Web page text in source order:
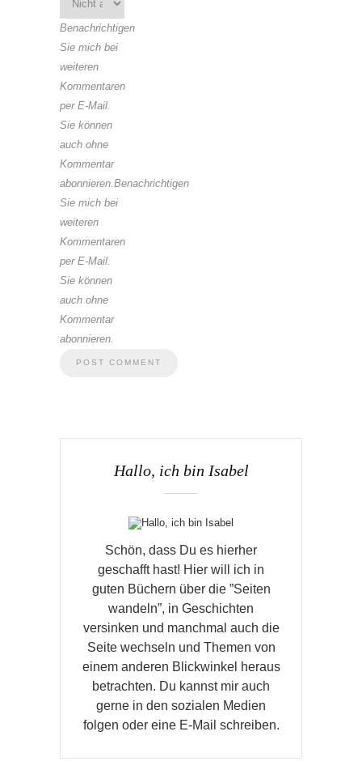
Benachrichtigen
Sie mich bei
weiteren
Kommentaren
per E-Mail.
Sie können
auch ohne
Kommentar
abonnieren.Benachrichtigen
Sie mich bei
weiteren
Kommentaren
per E-Mail.
Sie können
auch ohne
Kommentar
abonnieren.
Hallo, ich bin Isabel
Schön, dass Du es hierher
geschafft hast! Hier will ich in
guten Büchern über die ”Seiten
wandeln”, in Geschichten
versinken und manchmal auch die
Seite wechseln und Themen von
einem anderen Blickwinkel heraus
betrachten. Du kannst mir auch
gerne in den sozialen Medien
folgen oder eine E-Mail schreiben.